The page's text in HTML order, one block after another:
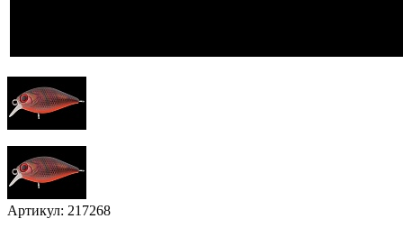
Артикул: 217268